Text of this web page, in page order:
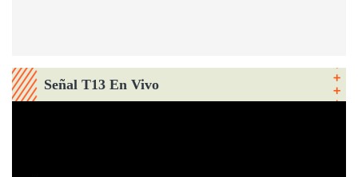
Señal T13 En Vivo